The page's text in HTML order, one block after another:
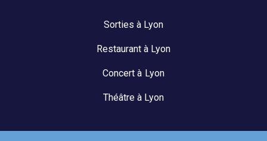
Sorties à Lyon
Restaurant à Lyon
Concert à Lyon
Théâtre à Lyon